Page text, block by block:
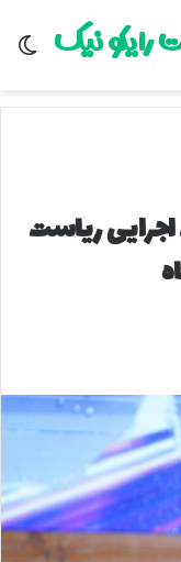
نیک
ریاست